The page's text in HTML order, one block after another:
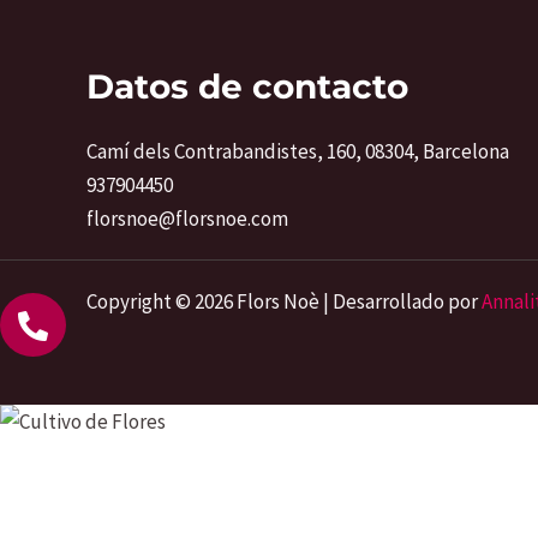
Datos de contacto
Camí dels Contrabandistes, 160, 08304, Barcelona
937904450
florsnoe@florsnoe.com
Copyright © 2026 Flors Noè | Desarrollado por